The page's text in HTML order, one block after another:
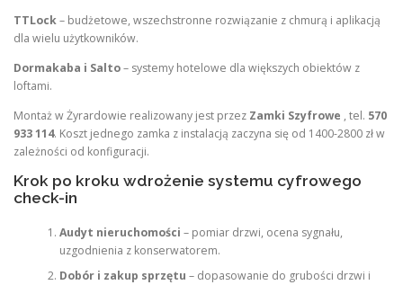
TTLock– budżetowe, wszechstronne rozwiązanie z chmurą i aplikacją
dla wielu użytkowników.
Dormakaba i Salto– systemy hotelowe dla większych obiektów z
loftami.
Montaż w Żyrardowie realizowany jest przez Zamki Szyfrowe , tel. 570
933 114. Koszt jednego zamka z instalacją zaczyna się od 1400-2800 zł w
zależności od konfiguracji.
Krok po kroku wdrożenie systemu cyfrowego
check-in
Audyt nieruchomości – pomiar drzwi, ocena sygnału,
uzgodnienia z konserwatorem.
Dobór i zakup sprzętu – dopasowanie do grubości drzwi i